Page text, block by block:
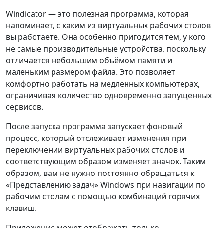
Windicator — это полезная программа, которая
напоминает, с каким из виртуальных рабочих столов
вы работаете. Она особенно пригодится тем, у кого
не самые производительные устройства, поскольку
отличается небольшим объёмом памяти и
маленьким размером файла. Это позволяет
комфортно работать на медленных компьютерах,
ограничивая количество одновременно запущенных
сервисов.
После запуска программа запускает фоновый
процесс, который отслеживает изменения при
переключении виртуальных рабочих столов и
соответствующим образом изменяет значок. Таким
образом, вам не нужно постоянно обращаться к
«Представлению задач» Windows при навигации по
рабочим столам с помощью комбинаций горячих
клавиш.